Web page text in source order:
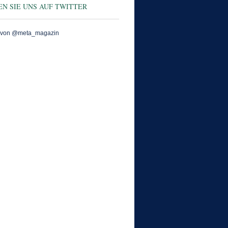
SIE UNS AUF TWITTER
@meta_magazin